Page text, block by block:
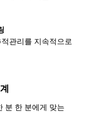
관리를 지속적으로
분 한 분에게 맞는